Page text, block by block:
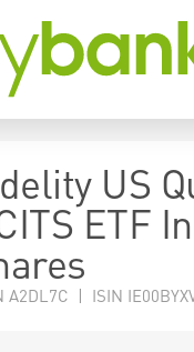
US
ETF
A2DL7C | ISIN